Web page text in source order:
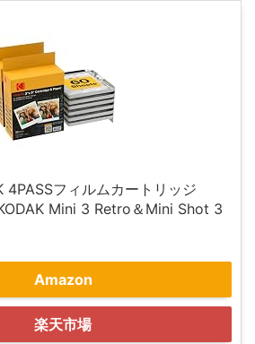
4PASSフィルムカートリッジ
Mini 3 Retro＆Mini Shot 3
Amazon
楽天市場